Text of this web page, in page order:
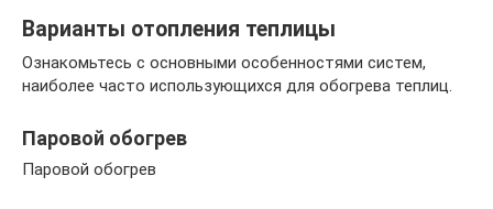
Варианты отопления теплицы
Ознакомьтесь с основными особенностями систем,
наиболее часто использующихся для обогрева теплиц.
Паровой обогрев
Паровой обогрев